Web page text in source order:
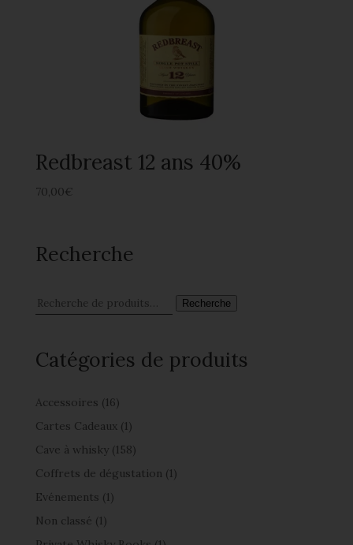
Redbreast 12 ans 40%
70,00€
Recherche
Recherche
Catégories de produits
Accessoires (16)
Cartes Cadeaux (1)
Cave à whisky (158)
Coffrets de dégustation (1)
Evénements (1)
Non classé (1)